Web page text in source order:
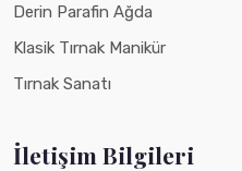
Derin Parafin Ağda
Klasik Tırnak Manikür
Tırnak Sanatı
İletişim Bilgileri